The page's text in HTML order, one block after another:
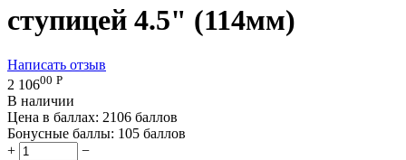
ступицей 4.5" (114мм)
Написать отзыв
2 10600 Р
В наличии
Цена в баллах: 2106 баллов
Бонусные баллы: 105 баллов
+
−